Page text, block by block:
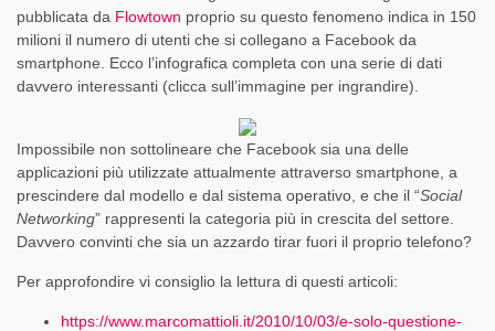
pubblicata da Flowtown proprio su questo fenomeno indica in 150
milioni il numero di utenti che si collegano a Facebook da
smartphone. Ecco l’infografica completa con una serie di dati
davvero interessanti (clicca sull’immagine per ingrandire).
Impossibile non sottolineare che Facebook sia una delle
applicazioni più utilizzate attualmente attraverso smartphone, a
prescindere dal modello e dal sistema operativo, e che il “Social
Networking” rappresenti la categoria più in crescita del settore.
Davvero convinti che sia un azzardo tirar fuori il proprio telefono?
Per approfondire vi consiglio la lettura di questi articoli:
https://www.marcomattioli.it/2010/10/03/e-solo-questione-